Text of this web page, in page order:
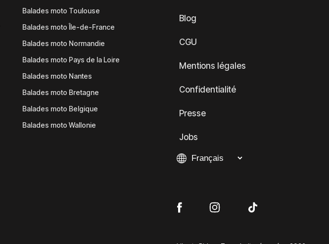
Balades moto Toulouse
Balades moto Île-de-France
Balades moto Normandie
Balades moto Pays de la Loire
Balades moto Nantes
Balades moto Bretagne
Balades moto Belgique
Balades moto Wallonie
Blog
CGU
Mentions légales
Confidentialité
Presse
Jobs